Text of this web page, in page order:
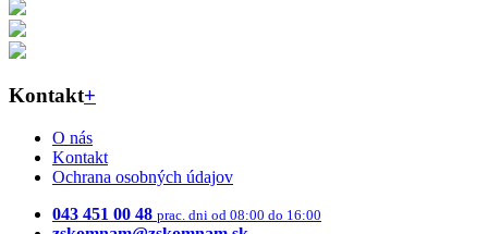
Kontakt+
O nás
Kontakt
Ochrana osobných údajov
043 451 00 48 prac. dni od 08:00 do 16:00